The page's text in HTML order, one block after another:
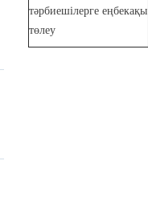
тәрбиешілерге еңбекақы
төлеу